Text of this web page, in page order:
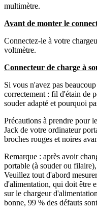
multimètre.
Avant de monter le
Connectez-le à votre
voltmètre.
Connecteur de charge à
Si vous n'avez pas
correctement : fil d'étain de
souder adapté et pourquoi
Précautions à prendre pour
Jack de votre ordinateur
broches rouges et noires
Remarque : après avoir
portable (à souder ou
Veuillez tout d'abord
d'alimentation, qui doit être
sur le chargeur
bonne, 99 % des défauts